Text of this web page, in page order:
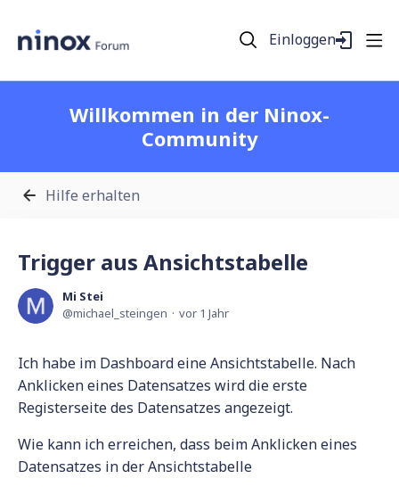
Einloggen
Willkommen in der Ninox-
Community
Hilfe erhalten
Trigger aus Ansichtstabelle
Mi Stei
michael_steingen
vor 1 Jahr
Ich habe im Dashboard eine Ansichtstabelle. Nach
Anklicken eines Datensatzes wird die erste
Registerseite des Datensatzes angezeigt.
Wie kann ich erreichen, dass beim Anklicken eines
Datensatzes in der Ansichtstabelle